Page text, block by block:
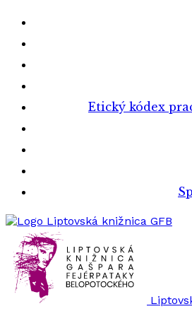
Etický kódex
Liptovská knižnica GFB